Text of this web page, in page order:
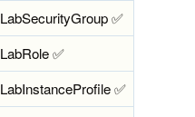
LabSecurityGroup ✅
LabRole ✅
LabInstanceProfile ✅